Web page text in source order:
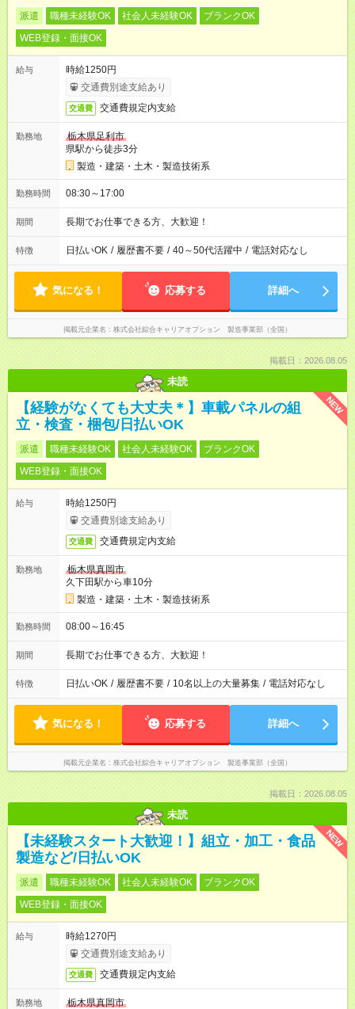
派遣 職種未経験OK 社会人未経験OK
ブランクOK
WEB登録・面接OK
給与
時給1250円
交通費別途支給あり
交通費 交通費規定内支給
勤務地
栃木県足利市
県駅から徒歩3分
製造・建築・土木・製造技術系
勤務時間 08:30～17:00
期間 長期でお仕事できる方、大歓迎！
特徴 日払いOK / 履歴書不要 / 40～50代活躍中 / 電話対応なし
気になる！ 応募する 詳細へ
掲載元企業名 株式会社綜合キャリアオプション 製造事業部（全国）
掲載日：2026.08.05
未読
NEW
【経験がなくても大丈夫＊】車載パネルの組
立・検査・梱包/日払いOK
派遣 職種未経験OK 社会人未経験OK
ブランクOK
WEB登録・面接OK
給与
時給1250円
交通費別途支給あり
交通費 交通費規定内支給
勤務地
栃木県真岡市
久下田駅から車10分
製造・建築・土木・製造技術系
勤務時間 08:00～16:45
期間 長期でお仕事できる方、大歓迎！
特徴 日払いOK / 履歴書不要 / 10名以上の大量募集 / 電話対応なし
気になる！ 応募する 詳細へ
掲載元企業名 株式会社綜合キャリアオプション 製造事業部（全国）
掲載日：2026.08.05
未読
NEW
【未経験スタート大歓迎！】組立・加工・食品
製造など/日払いOK
派遣 職種未経験OK 社会人未経験OK
ブランクOK
WEB登録・面接OK
給与
時給1270円
交通費別途支給あり
交通費 交通費規定内支給
勤務地
栃木県真岡市